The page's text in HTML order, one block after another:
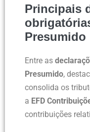
Principais
Presumido
Entre as
Presumido,
consolida os
a EFD
contribuições